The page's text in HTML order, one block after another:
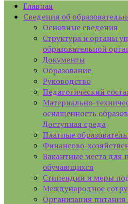
Главная
Сведения об
Основные сведения
Структура и органы
образовательной
Документы
Образование
Руководство
Педагогический
Материально-
оснащенность
Доступная среда
Платные
Финансово-
Вакантные места для
обучающихся
Стипендии и меры
Международное
Организация питания